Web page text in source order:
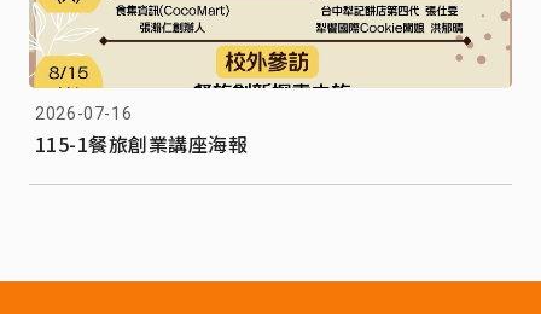
2026-07-16
115-1餐旅創業講座海報